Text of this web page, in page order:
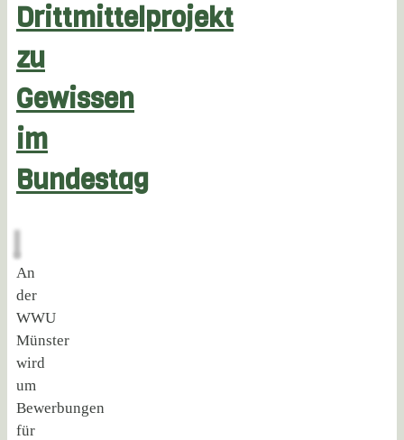
Drittmittelprojekt
zu
Gewissen
im
Bundestag
An
der
WWU
Münster
wird
um
Bewerbungen
für